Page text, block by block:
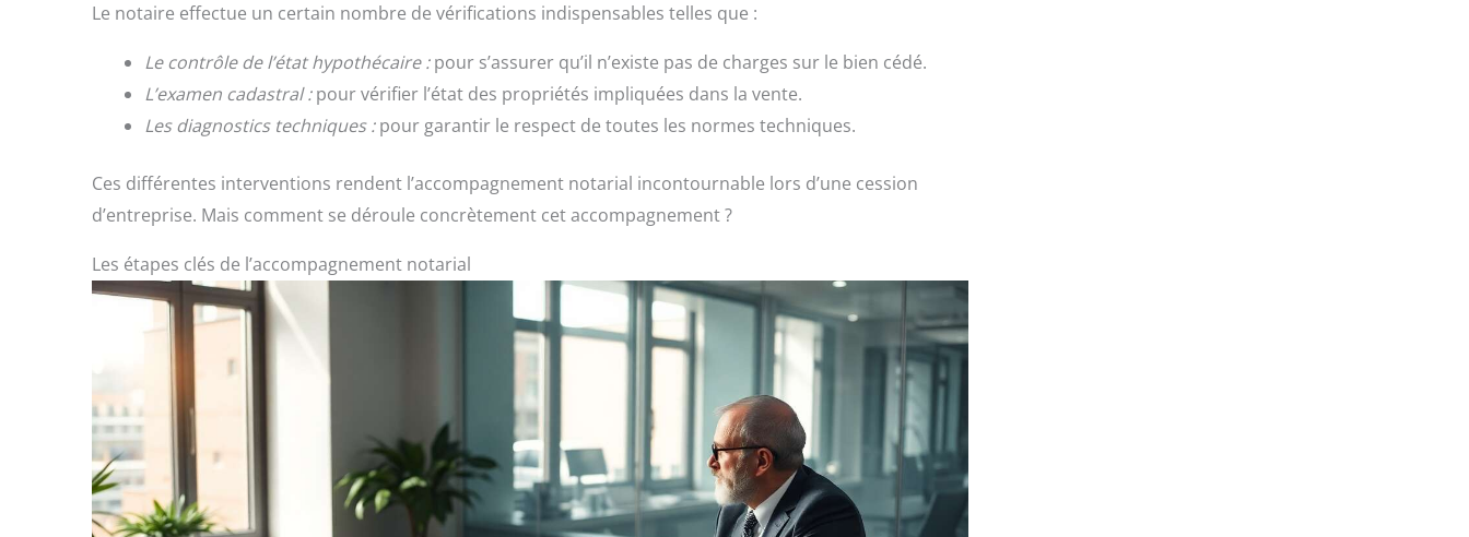
Le notaire effectue un certain nombre de vérifications indispensables telles que :
Le contrôle de l’état hypothécaire :pour s’assurer qu’il n’existe pas de charges sur le bien cédé.
L’examen cadastral :pour vérifier l’état des propriétés impliquées dans la vente.
Les diagnostics techniques :pour garantir le respect de toutes les normes techniques.
Ces différentes interventions rendent l’accompagnement notarial incontournable lors d’une cession
d’entreprise. Mais comment se déroule concrètement cet accompagnement ?
Les étapes clés de l’accompagnement notarial